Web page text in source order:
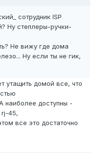
сотрудник ISP
Ну степлеры-ручки-
Не вижу где дома
Ну если ты не гик,
утащить домой все, что
наиболее доступны -
rj-45,
все это достаточно